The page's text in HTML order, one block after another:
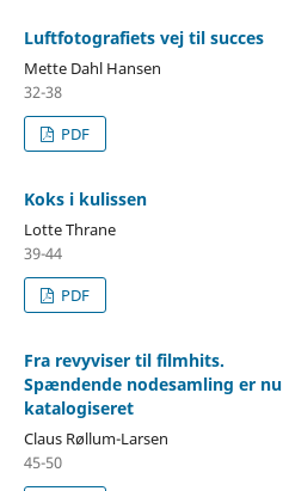
Luftfotografiets vej til succes
Mette Dahl Hansen
32-38
PDF
Koks i kulissen
Lotte Thrane
39-44
PDF
Fra revyviser til filmhits.
Spændende nodesamling er nu
katalogiseret
Claus Røllum-Larsen
45-50